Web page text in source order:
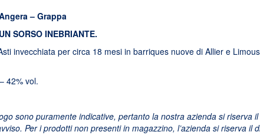
– Grappa
SORSO INEBRIANTE.
invecchiata per circa 18 mesi in barriques nuove di Allier e
– 42% vol.
sono puramente indicative, pertanto la nostra azienda si riserva
Per i prodotti non presenti in magazzino, l’azienda si riserva il